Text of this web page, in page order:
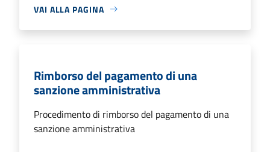
VAI ALLA PAGINA
Rimborso del pagamento di una
sanzione amministrativa
Procedimento di rimborso del pagamento di una
sanzione amministrativa